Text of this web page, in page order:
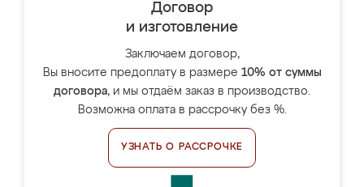
Договор
и изготовление
Заключаем договор,
Вы вносите предоплату в размере 10% от суммы
договора, и мы отдаём заказ в производство.
Возможна оплата в рассрочку без %.
УЗНАТЬ О РАССРОЧКЕ